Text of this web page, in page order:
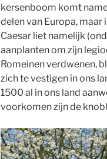
kersenboom komt
delen van Europa, maar
Caesar liet namelijk
aanplanten om zijn
Romeinen verdwenen,
zich te vestigen in ons
1500 al in ons land
voorkomen zijn de